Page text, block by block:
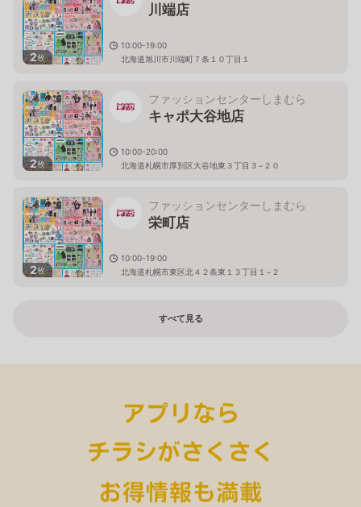
2枚
川端店
10:00-19:00
北海道旭川市川端町７条１０丁目１
2枚
ファッションセンターしまむら
キャポ大谷地店
10:00-20:00
北海道札幌市厚別区大谷地東３丁目３−２０
2枚
ファッションセンターしまむら
栄町店
10:00-19:00
北海道札幌市東区北４２条東１３丁目１−２
すべて見る